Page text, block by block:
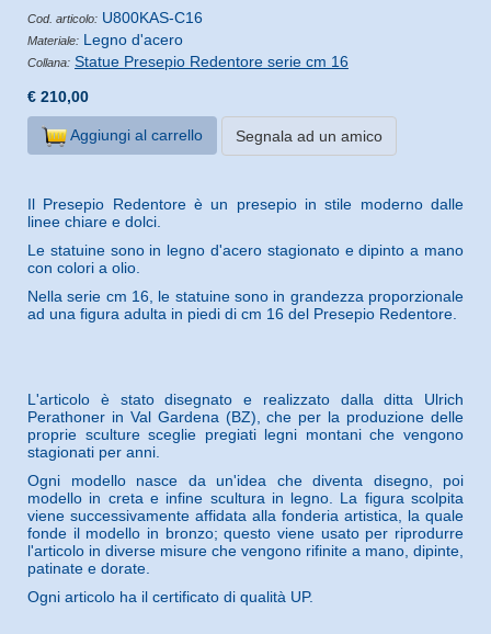
Cod. articolo: U800KAS-C16
Materiale: Legno d'acero
Collana: Statue Presepio Redentore serie cm 16
€ 210,00
Aggiungi al carrello Segnala ad un amico
Il Presepio Redentore è un presepio in stile moderno dalle
linee chiare e dolci.
Le statuine sono in legno d'acero stagionato e dipinto a mano
con colori a olio.
Nella serie cm 16, le statuine sono in grandezza proporzionale
ad una figura adulta in piedi di cm 16 del Presepio Redentore.
L'articolo è stato disegnato e realizzato dalla ditta Ulrich
Perathoner in Val Gardena (BZ), che per la produzione delle
proprie sculture sceglie pregiati legni montani che vengono
stagionati per anni.
Ogni modello nasce da un'idea che diventa disegno, poi
modello in creta e infine scultura in legno. La figura scolpita
viene successivamente affidata alla fonderia artistica, la quale
fonde il modello in bronzo; questo viene usato per riprodurre
l'articolo in diverse misure che vengono rifinite a mano, dipinte,
patinate e dorate.
Ogni articolo ha il certificato di qualità UP.